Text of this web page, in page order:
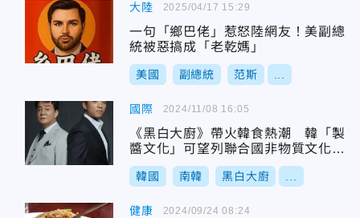
大陸
一句「鄉巴佬」惹怒陸網友！美副總
統被惡搞成「老乾媽」
美國 副總統 范斯
2025/04/17 15:29
國際
《黑白大廚》帶火韓食熱潮 韓「製
醬文化」可望列聯合國非物質文化遺
產
韓國 南韓 黑白大廚
2024/11/08 16:05
健康 2024/09/24 08:24